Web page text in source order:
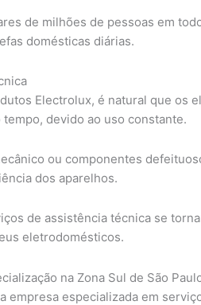
de milhões de pessoas em
domésticas diárias.
Electrolux, é natural que os
devido ao uso constante.
ou componentes
dos aparelhos.
de assistência técnica se
eletrodomésticos.
na Zona Sul de São
empresa especializada em